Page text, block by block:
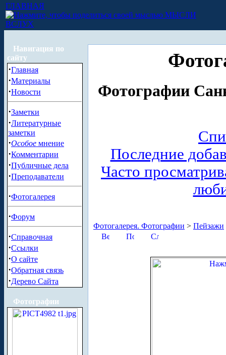
ГЛАВНАЯ
МЫСЛИ
ВСЛУХ
Навигация по
сайту
·Главная
·Материалы
·Новости
·Заметки
·Литературные
заметки
·Особое мнение
·Комментарии
·Публичные дела
·Преподаватели
·Фотогалерея
·Форум
·Справочная
·Ссылки
·О сайте
·Обратная связь
·Дерево Сайта
Фотографии
Фотографии
Последние
Часто
Фотогалерея. Фотографии > Пейзажи